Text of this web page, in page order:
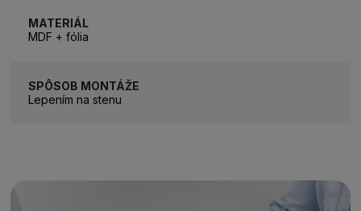
MATERIÁL
MDF + fólia
SPÔSOB MONTÁŽE
Lepením na stenu